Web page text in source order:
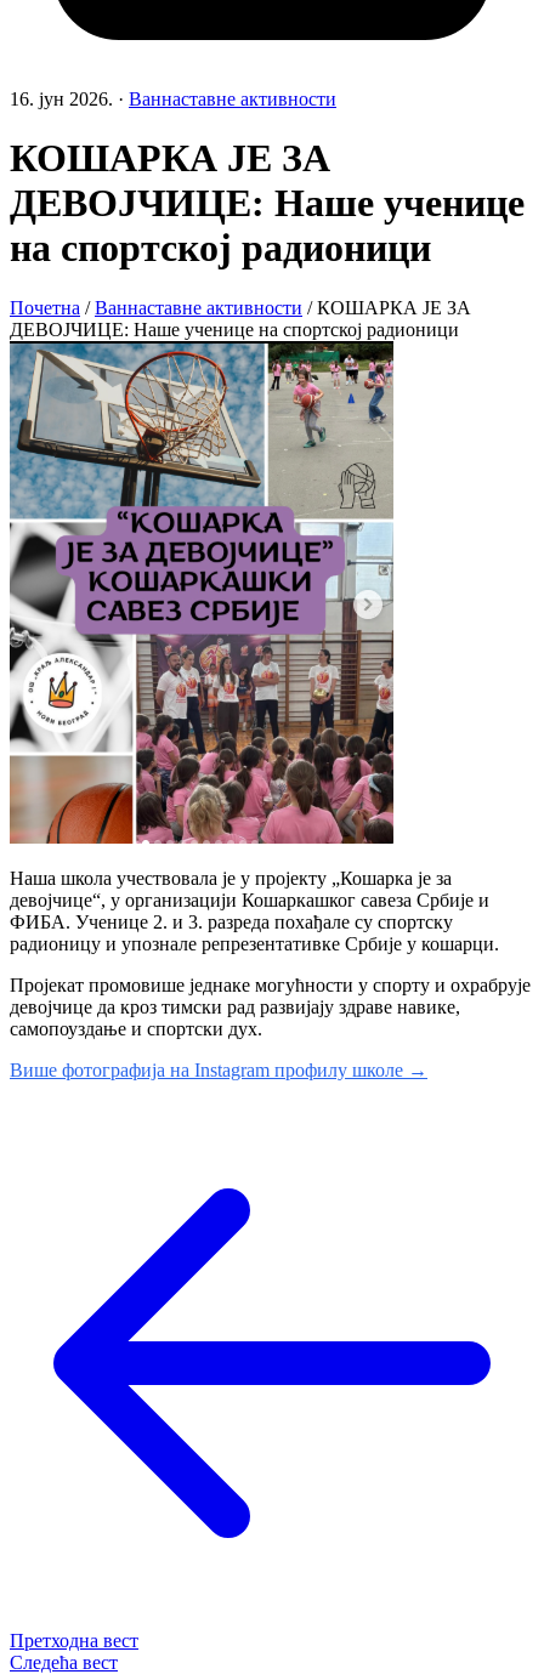
16. јун 2026. · Ваннаставне активности
КОШАРКА ЈЕ ЗА
ДЕВОЈЧИЦЕ: Наше ученице
на спортској радионици
Почетна / Ваннаставне активности / КОШАРКА ЈЕ ЗА
ДЕВОЈЧИЦЕ: Наше ученице на спортској радионици
Наша школа учествовала је у пројекту „Кошарка је за
девојчице“, у организацији Кошаркашког савеза Србије и
ФИБА. Ученице 2. и 3. разреда похађале су спортску
радионицу и упознале репрезентативке Србије у кошарци.
Пројекат промовише једнаке могућности у спорту и охрабрује
девојчице да кроз тимски рад развијају здраве навике,
самопоуздање и спортски дух.
Више фотографија на Instagram профилу школе →
Претходна вест
Следећа вест